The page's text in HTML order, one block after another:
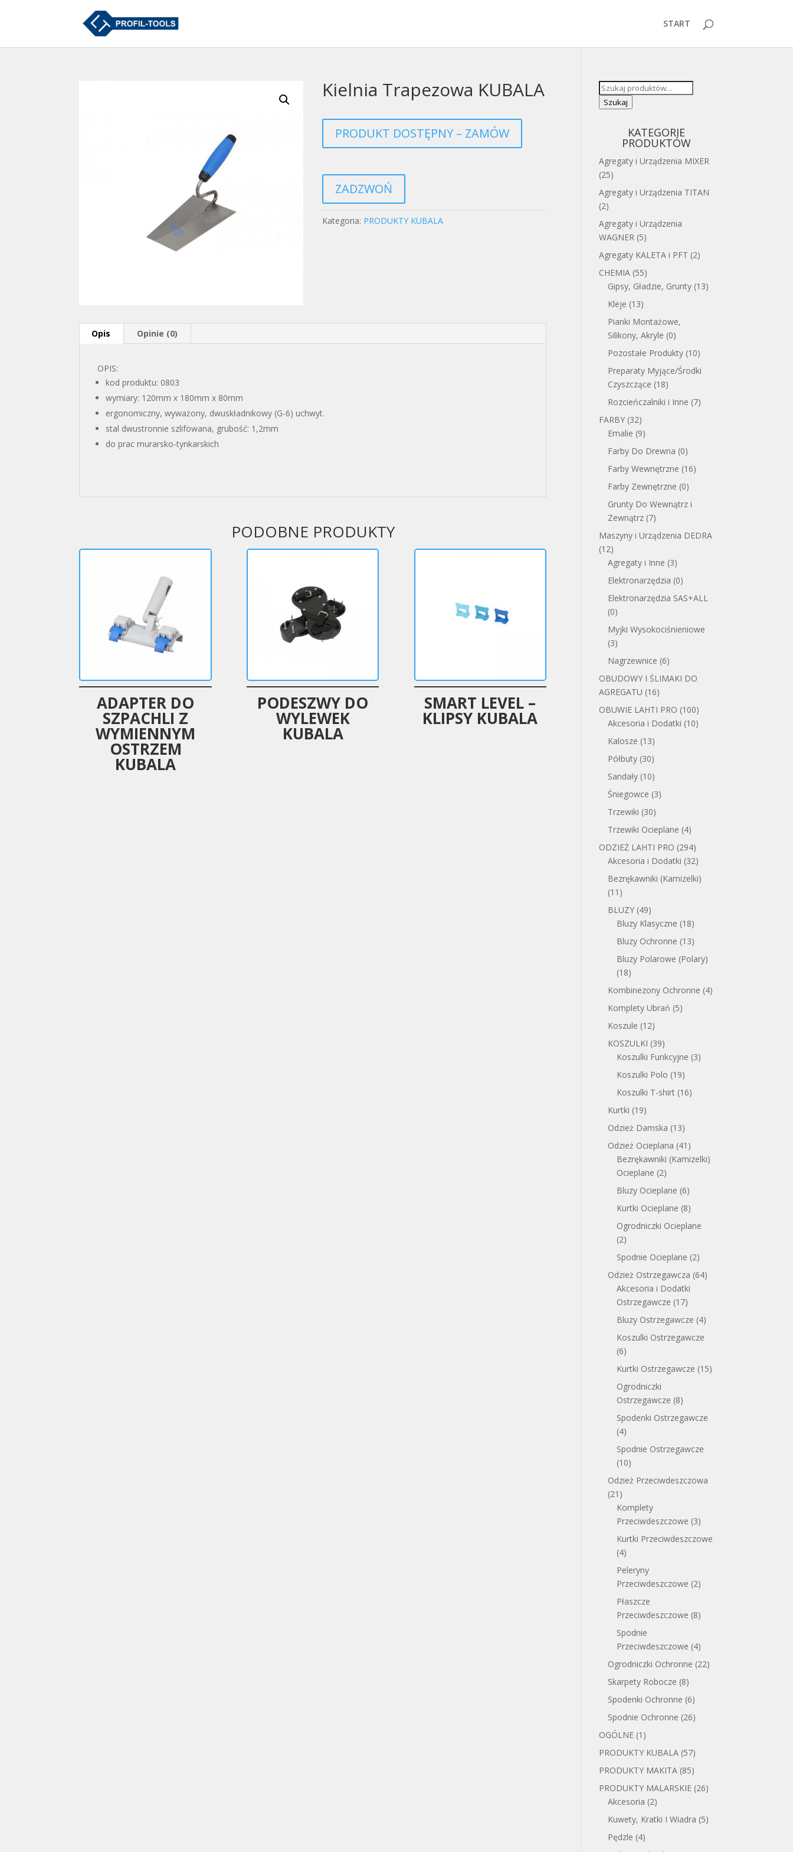
START
Kielnia Trapezowa KUBALA
PRODUKT DOSTĘPNY – ZAMÓW
ZADZWOŃ
Kategoria: PRODUKTY KUBALA
Opis Opinie (0)
OPIS:
kod produktu: 0803
wymiary: 120mm x 180mm x 80mm
ergonomiczny, wyważony, dwuskładnikowy (G-6) uchwyt.
stal dwustronnie szlifowana, grubość: 1,2mm
do prac murarsko-tynkarskich
PODOBNE PRODUKTY
ADAPTER DO
SZPACHLI Z
WYMIENNYM
OSTRZEM
KUBALA
PODESZWY DO
WYLEWEK
KUBALA
SMART LEVEL –
KLIPSY KUBALA
Szukaj:
Szukaj
KATEGORIE
PRODUKTÓW
Agregaty i Urządzenia MIXER
(25)
Agregaty i Urządzenia TITAN
(2)
Agregaty i Urządzenia
WAGNER (5)
Agregaty KALETA i PFT (2)
CHEMIA (55)
Gipsy, Gładzie, Grunty (13)
Kleje (13)
Pianki Montażowe,
Silikony, Akryle (0)
Pozostałe Produkty (10)
Preparaty Myjące/Środki
Czyszczące (18)
Rozcieńczalniki i Inne (7)
FARBY (32)
Emalie (9)
Farby Do Drewna (0)
Farby Wewnętrzne (16)
Farby Zewnętrzne (0)
Grunty Do Wewnątrz i
Zewnątrz (7)
Maszyny i Urządzenia DEDRA
(12)
Agregaty i Inne (3)
Elektronarzędzia (0)
Elektronarzędzia SAS+ALL
(0)
Myjki Wysokociśnieniowe
(3)
Nagrzewnice (6)
OBUDOWY I ŚLIMAKI DO
AGREGATU (16)
OBUWIE LAHTI PRO (100)
Akcesoria i Dodatki (10)
Kalosze (13)
Półbuty (30)
Sandały (10)
Śniegowce (3)
Trzewiki (30)
Trzewiki Ocieplane (4)
ODZIEŻ LAHTI PRO (294)
Akcesoria i Dodatki (32)
Bezrękawniki (Kamizelki)
(11)
BLUZY (49)
Bluzy Klasyczne (18)
Bluzy Ochronne (13)
Bluzy Polarowe (Polary)
(18)
Kombinezony Ochronne (4)
Komplety Ubrań (5)
Koszule (12)
KOSZULKI (39)
Koszulki Funkcyjne (3)
Koszulki Polo (19)
Koszulki T-shirt (16)
Kurtki (19)
Odzież Damska (13)
Odzież Ocieplana (41)
Bezrękawniki (Kamizelki)
Ocieplane (2)
Bluzy Ocieplane (6)
Kurtki Ocieplane (8)
Ogrodniczki Ocieplane
(2)
Spodnie Ocieplane (2)
Odzież Ostrzegawcza (64)
Akcesoria i Dodatki
Ostrzegawcze (17)
Bluzy Ostrzegawcze (4)
Koszulki Ostrzegawcze
(6)
Kurtki Ostrzegawcze (15)
Ogrodniczki
Ostrzegawcze (8)
Spodenki Ostrzegawcze
(4)
Spodnie Ostrzegawcze
(10)
Odzież Przeciwdeszczowa
(21)
Komplety
Przeciwdeszczowe (3)
Kurtki Przeciwdeszczowe
(4)
Peleryny
Przeciwdeszczowe (2)
Płaszcze
Przeciwdeszczowe (8)
Spodnie
Przeciwdeszczowe (4)
Ogrodniczki Ochronne (22)
Skarpety Robocze (8)
Spodenki Ochronne (6)
Spodnie Ochronne (26)
OGÓLNE (1)
PRODUKTY KUBALA (57)
PRODUKTY MAKITA (85)
PRODUKTY MALARSKIE (26)
Akcesoria (2)
Kuwety, Kratki I Wiadra (5)
Pędzle (4)